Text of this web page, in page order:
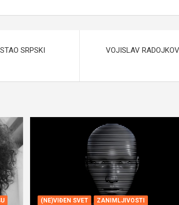
SRPSKI
VOJISLAV
(NE)VIĐEN SVET ZANIMLJIVOSTI